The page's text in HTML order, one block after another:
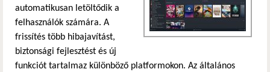
automatikusan letöltődik a
felhasználók számára. A
frissítés több hibajavítást,
biztonsági fejlesztést és új
funkciót tartalmaz különböző platformokon. Az általános